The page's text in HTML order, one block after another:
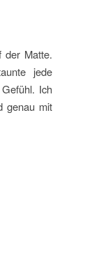
der Matte.
jede
Ich
genau mit